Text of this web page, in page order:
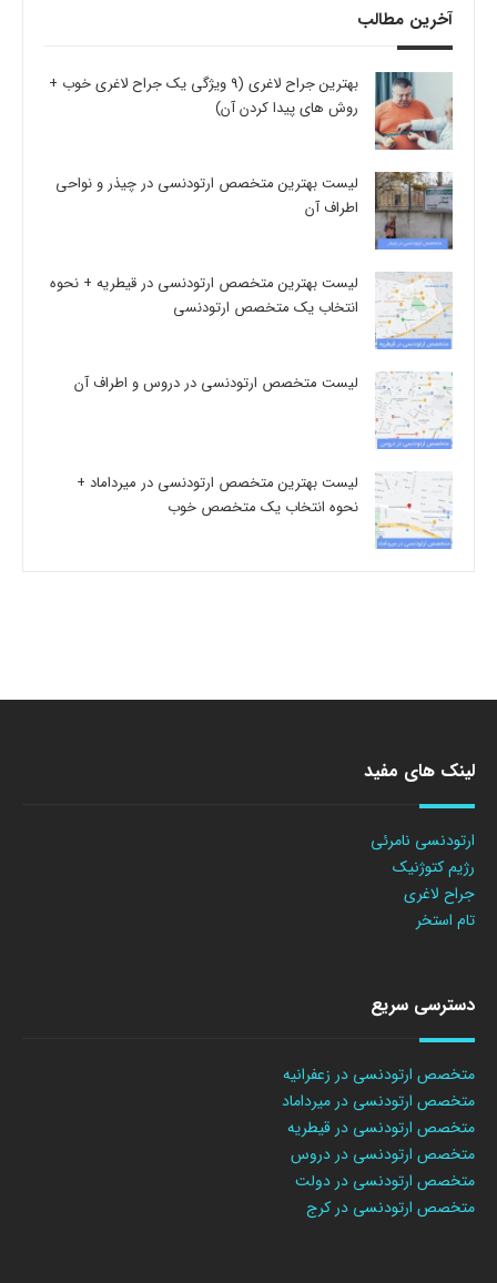
آخرین مطالب
بهترین جراح لاغری (9 ویژگی یک جراح لاغری خوب +
روش های پیدا کردن آن)
لیست بهترین متخصص ارتودنسی در چیذر و نواحی
اطراف آن
لیست بهترین متخصص ارتودنسی در قیطریه + نحوه
انتخاب یک متخصص ارتودنسی
لیست متخصص ارتودنسی در دروس و اطراف آن
لیست بهترین متخصص ارتودنسی در میرداماد +
نحوه انتخاب یک متخصص خوب
لینک های مفید
ارتودنسی نامرئی
رژیم کتوژنیک
جراح لاغری
تام استخر
دسترسی سریع
متخصص ارتودنسی در زعفرانیه
متخصص ارتودنسی در میرداماد
متخصص ارتودنسی در قیطریه
متخصص ارتودنسی در دروس
متخصص ارتودنسی در دولت
متخصص ارتودنسی در کرج